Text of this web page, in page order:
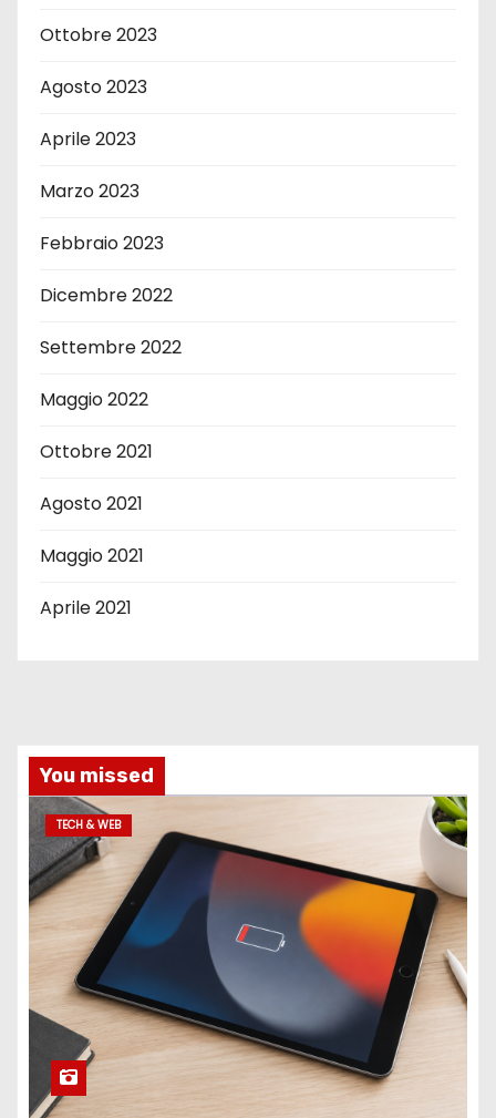
Ottobre 2023
Agosto 2023
Aprile 2023
Marzo 2023
Febbraio 2023
Dicembre 2022
Settembre 2022
Maggio 2022
Ottobre 2021
Agosto 2021
Maggio 2021
Aprile 2021
You missed
TECH & WEB